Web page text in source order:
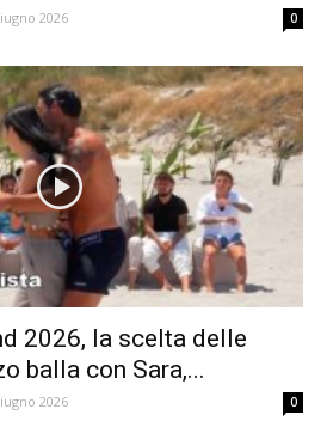
2026 0
2026, la scelta delle
balla con Sara,...
2026 0